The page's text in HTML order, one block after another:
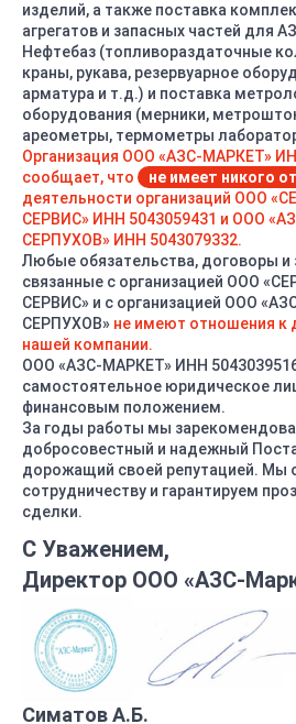
Устройство заземления
31 800 руб.
В наличии Нашли
- +
изделий, а также поставка
агрегатов и запасных частей для
Нефтебаз (топливораздаточные
краны, рукава, резервуарное
арматура и т.д.) и поставка
оборудования (мерники,
ареометры, термометры
Организация ООО «АЗС-МАРКЕТ»
сообщает, что
не имеет никого
деятельности организаций ООО
СЕРВИС» ИНН 5043059431 и ООО
СЕРПУХОВ» ИНН 5043079332.
Любые обязательства, договоры и
связанные с организацией ООО
СЕРВИС» и с организацией ООО
СЕРПУХОВ» не имеют отношения к
нашей компании.
ООО «АЗС-МАРКЕТ» ИНН
самостоятельное юридическое
финансовым положением.
За годы работы мы
добросовестный и надежный
дорожащий своей репутацией. Мы
сотрудничеству и гарантируем
сделки.
С Уважением,
Директор ООО «АЗС-
Симатов А.Б.